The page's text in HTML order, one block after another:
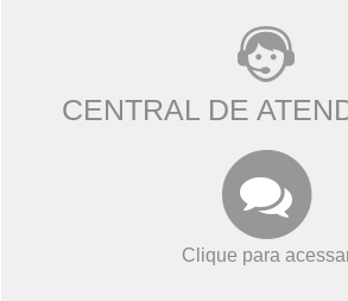
CENTRAL DE
Clique para